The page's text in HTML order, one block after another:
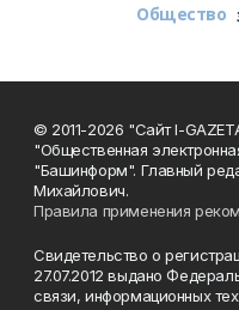
Общество
© 2011-2026 "Сайт I-
"Общественная
"Башинформ". Главный
Михайлович.
Правила применения
Свидетельство о
27.07.2012 выдано
связи, информационных